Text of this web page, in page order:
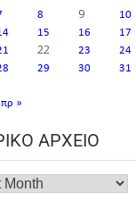
8 9 10
15 16 17
22 23 24
29 30 31
»
ΑΡΧΕΊΟ